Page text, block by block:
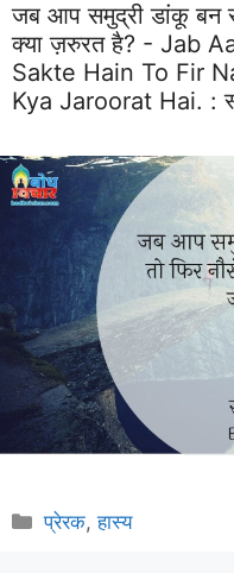
जब आप समुद्री डांकू बन
क्या ज़रुरत है? - Jab
Sakte Hain To Fir
Kya Jaroorat Hai. :
Categories
प्रेरक,हास्य